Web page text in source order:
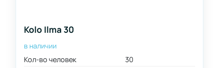
Kolo Ilma 30
в наличии
Кол-во человек
30